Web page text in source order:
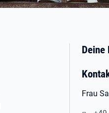
Deine
Frau